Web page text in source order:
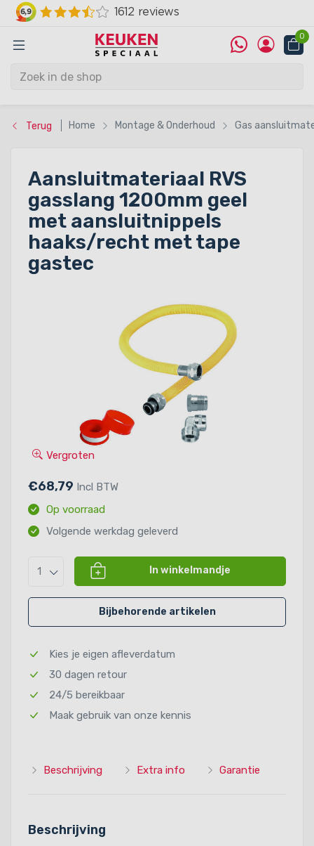
0
Terug Home Montage & Onderhoud Gas
Aansluitmateriaal RVS
gasslang 1200mm geel
met aansluitnippels
haaks/recht met tape
gastec
Vergroten
€68,79 Incl BTW
Op voorraad
Volgende werkdag geleverd
1 In winkelmandje
Bijbehorende artikelen
Kies je eigen afleverdatum
30 dagen retour
24/5 bereikbaar
Maak gebruik van onze kennis
Beschrijving Extra info Garantie
Beschrijving